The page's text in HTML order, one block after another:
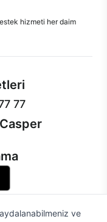
hizmeti her daim
77
TikTok
ve